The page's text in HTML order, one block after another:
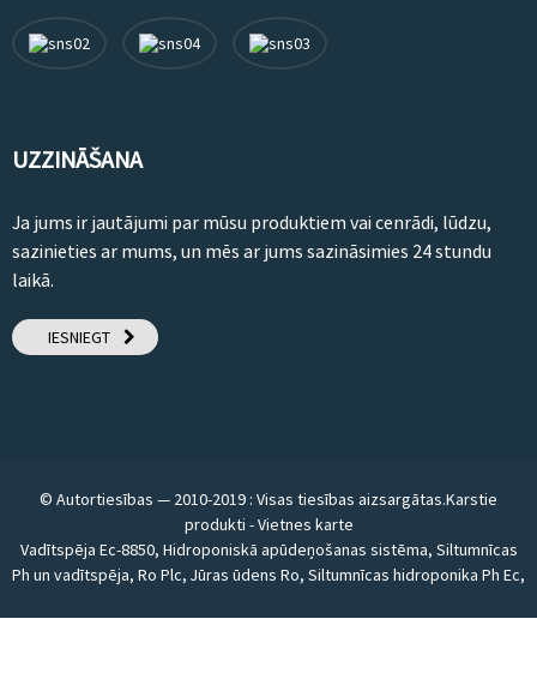
UZZINĀŠANA
Ja jums ir jautājumi par mūsu produktiem vai cenrādi, lūdzu,
sazinieties ar mums, un mēs ar jums sazināsimies 24 stundu
laikā.
IESNIEGT
© Autortiesības — 2010-2019 : Visas tiesības aizsargātas.Karstie
produkti -Vietnes karte
Vadītspēja Ec-8850, Hidroponiskā apūdeņošanas sistēma, Siltumnīcas
Ph un vadītspēja, Ro Plc, Jūras ūdens Ro, Siltumnīcas hidroponika Ph Ec,